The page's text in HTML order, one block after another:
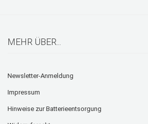
MEHR ÜBER...
Newsletter-Anmeldung
Impressum
Hinweise zur Batterieentsorgung